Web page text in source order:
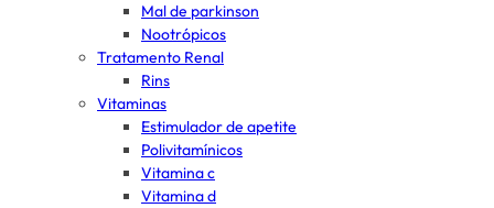
Mal de parkinson
Nootrópicos
Tratamento Renal
Rins
Vitaminas
Estimulador de apetite
Polivitamínicos
Vitamina c
Vitamina d